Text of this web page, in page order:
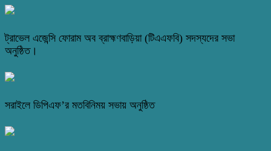
ট্রাভেল এজেন্সি ফোরাম অব ব্রাহ্মণবাড়িয়া (টিএএফবি) সদস্যদের সভা
অনুষ্ঠিত।
সরাইলে ডিপিএফ’র মতবিনিময় সভায় অনুষ্ঠিত